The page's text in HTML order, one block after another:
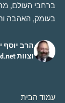
ברחבי העולם,
בעומק, האהבה
הרב יוסף
וצוות Lilmod.net
עמוד הבית